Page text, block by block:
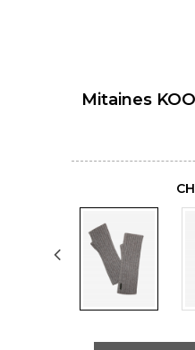
Mitaines